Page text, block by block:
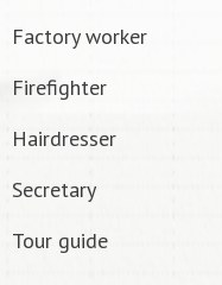
Factory worker
Firefighter
Hairdresser
Secretary
Tour guide